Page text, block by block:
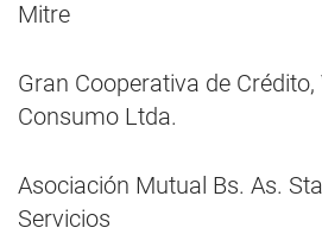
Mitre
Gran Cooperativa de Crédito,
Consumo Ltda.
Asociación Mutual Bs. As.
Servicios